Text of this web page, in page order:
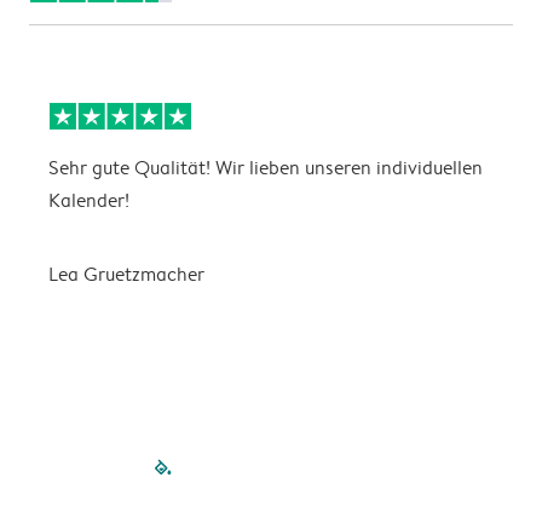
Sehr gute Qualität! Wir lieben unseren individuellen
Kalender!
Lea Gruetzmacher
filled-pagination